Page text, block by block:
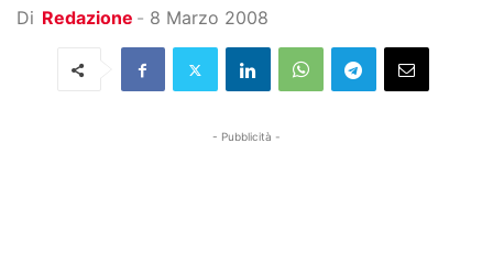
Di Redazione - 8 Marzo 2008
- Pubblicità -